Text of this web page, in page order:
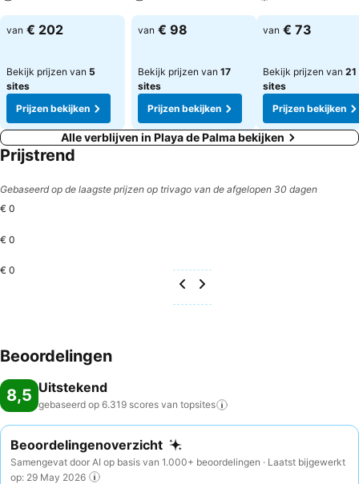
Prijzen bekijken
van € 202
Bekijk prijzen van 5
sites
Prijzen bekijken
Prijzen bekijken
van € 98
Bekijk prijzen van 17
sites
Prijzen bekijken
Prijzen bekijken
van € 73
Bekijk prijzen van 21
sites
Prijzen bekijken
Alle verblijven in Playa de Palma bekijken
Prijstrend
Gebaseerd op de laagste prijzen op trivago van de afgelopen 30 dagen
€ 0
€ 0
€ 0
Beoordelingen
8,5 Uitstekend
gebaseerd op 6.319 scores van topsites
Beoordelingenoverzicht
Samengevat door AI op basis van 1.000+ beoordelingen · Laatst bijgewerkt
op: 29 May 2026